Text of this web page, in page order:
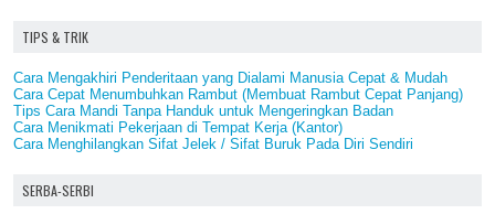
TIPS & TRIK
Cara Mengakhiri Penderitaan yang Dialami Manusia Cepat & Mudah
Cara Cepat Menumbuhkan Rambut (Membuat Rambut Cepat Panjang)
Tips Cara Mandi Tanpa Handuk untuk Mengeringkan Badan
Cara Menikmati Pekerjaan di Tempat Kerja (Kantor)
Cara Menghilangkan Sifat Jelek / Sifat Buruk Pada Diri Sendiri
SERBA-SERBI